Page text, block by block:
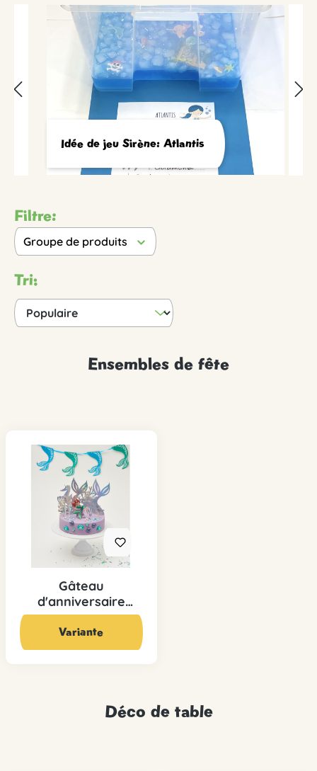
Idée de jeu Sirène: Atlantis
Filtre:
Groupe de produits
Tri:
Ensembles de fête
Gâteau
d'anniversaire
sirène
79,00 CHF*
Variante
Déco de table